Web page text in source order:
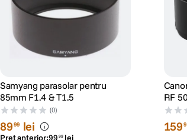
Samyang parasolar pentru
85mm F1.4 & T1.5
(0)
8999 lei
99
RF
159